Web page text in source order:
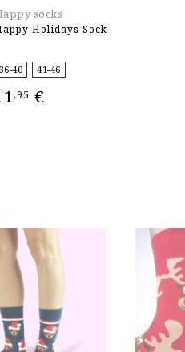
socks
Holidays Sock
36-40 41-46
,95 €